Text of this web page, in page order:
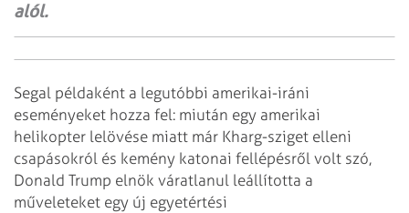
alól.
Segal példaként a legutóbbi amerikai-iráni
eseményeket hozza fel: miután egy amerikai
helikopter lelövése miatt már Kharg-sziget elleni
csapásokról és kemény katonai fellépésről volt szó,
Donald Trump elnök váratlanul leállította a
műveleteket egy új egyetértési